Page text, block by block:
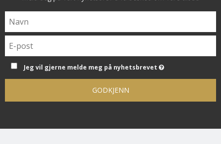
Jeg vil gjerne melde meg på nyhetsbrevet
GODKJENN